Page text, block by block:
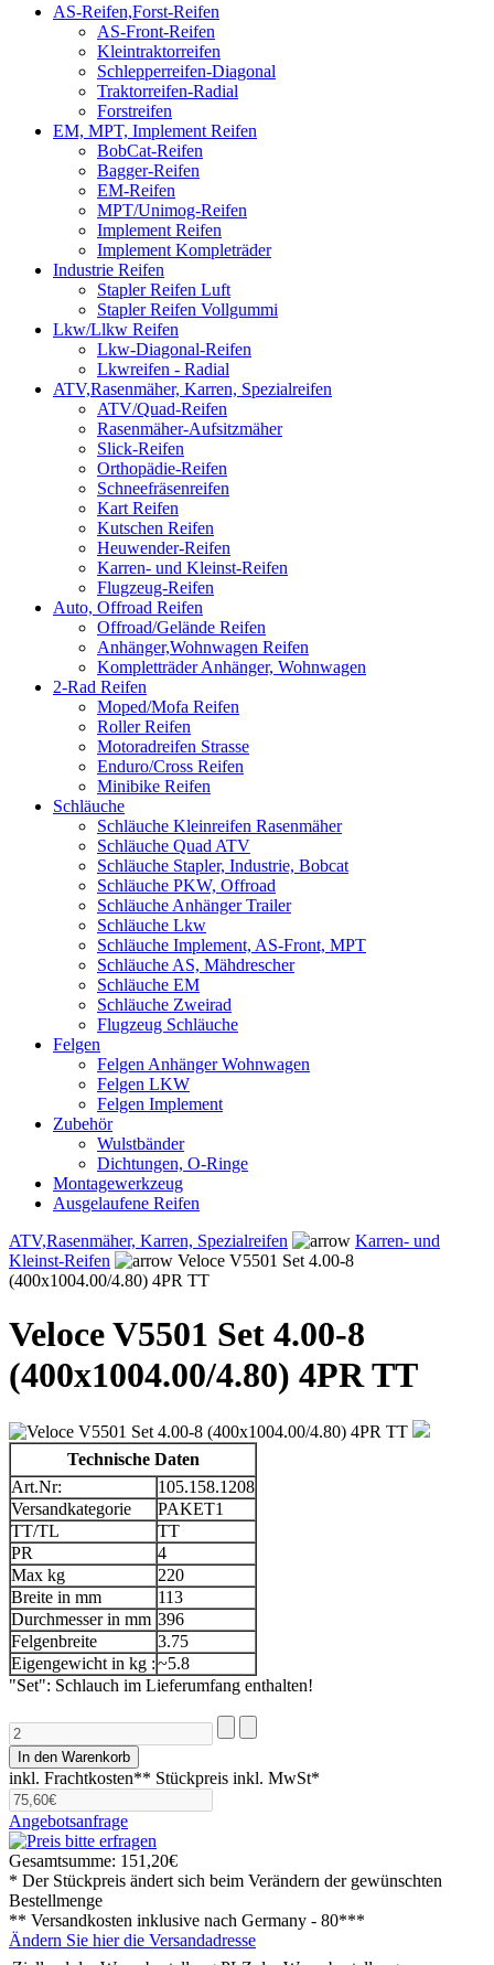
AS-Reifen,Forst-Reifen
AS-Front-Reifen
Kleintraktorreifen
Schlepperreifen-Diagonal
Traktorreifen-Radial
Forstreifen
EM, MPT, Implement Reifen
BobCat-Reifen
Bagger-Reifen
EM-Reifen
MPT/Unimog-Reifen
Implement Reifen
Implement Kompleträder
Industrie Reifen
Stapler Reifen Luft
Stapler Reifen Vollgummi
Lkw/Llkw Reifen
Lkw-Diagonal-Reifen
Lkwreifen - Radial
ATV,Rasenmäher, Karren, Spezialreifen
ATV/Quad-Reifen
Rasenmäher-Aufsitzmäher
Slick-Reifen
Orthopädie-Reifen
Schneefräsenreifen
Kart Reifen
Kutschen Reifen
Heuwender-Reifen
Karren- und Kleinst-Reifen
Flugzeug-Reifen
Auto, Offroad Reifen
Offroad/Gelände Reifen
Anhänger,Wohnwagen Reifen
Kompletträder Anhänger, Wohnwagen
2-Rad Reifen
Moped/Mofa Reifen
Roller Reifen
Motoradreifen Strasse
Enduro/Cross Reifen
Minibike Reifen
Schläuche
Schläuche Kleinreifen Rasenmäher
Schläuche Quad ATV
Schläuche Stapler, Industrie, Bobcat
Schläuche PKW, Offroad
Schläuche Anhänger Trailer
Schläuche Lkw
Schläuche Implement, AS-Front, MPT
Schläuche AS, Mähdrescher
Schläuche EM
Schläuche Zweirad
Flugzeug Schläuche
Felgen
Felgen Anhänger Wohnwagen
Felgen LKW
Felgen Implement
Zubehör
Wulstbänder
Dichtungen, O-Ringe
Montagewerkzeug
Ausgelaufene Reifen
ATV,Rasenmäher, Karren, Spezialreifen
Karren- und
Kleinst-Reifen
Veloce V5501 Set 4.00-8
(400x1004.00/4.80) 4PR TT
Veloce V5501 Set 4.00-8
(400x1004.00/4.80) 4PR TT
Technische Daten
Art.Nr:
105.158.1208
Versandkategorie
PAKET1
TT/TL
TT
PR
4
Max kg
220
Breite in mm
113
Durchmesser in mm 396
Felgenbreite
3.75
Eigengewicht in kg :~5.8
"Set": Schlauch im Lieferumfang enthalten!
inkl. Frachtkosten** Stückpreis inkl. MwSt*
Angebotsanfrage
Gesamtsumme: 151,20€
* Der Stückpreis ändert sich beim Verändern der gewünschten
Bestellmenge
** Versandkosten inklusive nach Germany - 80***
Ändern Sie hier die Versandadresse